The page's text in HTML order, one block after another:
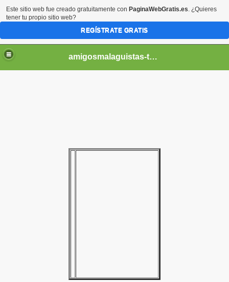
amigosmalaguistas-temporadas
Este sitio web fue creado gratuitamente con PaginaWebGratis.es. ¿Quieres
tener tu propio sitio web?
REGÍSTRATE GRATIS